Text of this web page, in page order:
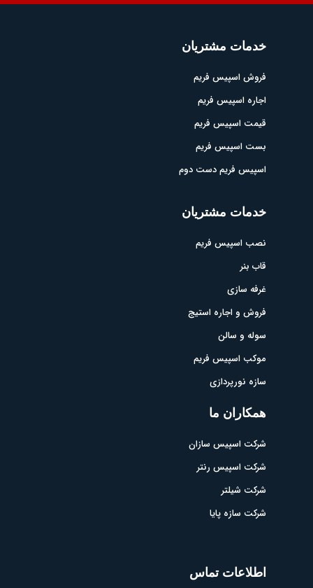
خدمات مشتریان
فروش اسپیس فریم
اجاره اسپیس فریم
قیمت اسپیس فریم
بست اسپیس فریم
اسپیس فریم دست دوم
خدمات مشتریان
نصب اسپیس فریم
قاب بنر
غرفه سازی
فروش و اجاره استیج
سوله و سالن
موکب اسپیس فریم
سازه نورپردازی
همکاران ما
شرکت اسپیس سازان
شرکت اسپیس رنتر
شرکت شیلتر
شرکت سازه پایا
اطلاعات تماس